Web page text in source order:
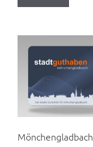
Mönchengladbach